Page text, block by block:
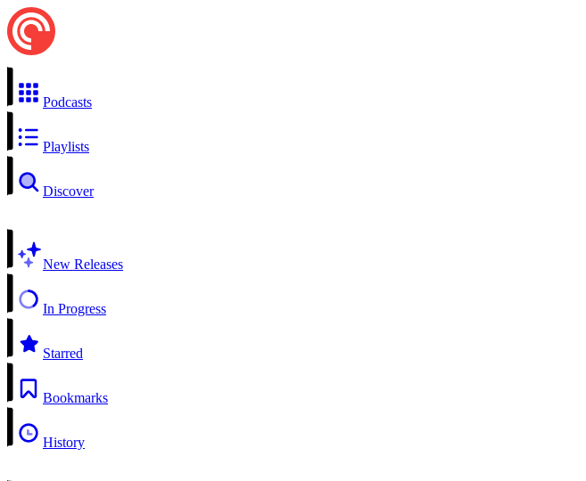
Podcasts
Playlists
Discover
New Releases
In Progress
Starred
Bookmarks
History